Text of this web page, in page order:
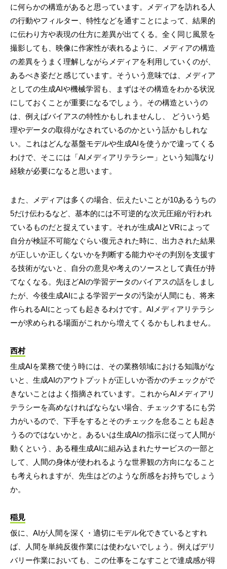
に何らかの構造があると思っています。メディアを訪れる人
の行動やフィルター、特性などを通すことによって、結果的
に伝わり方や表現の仕方に差異が出てくる。全く同じ風景を
撮影しても、映像に作家性が表れるように、メディアの構造
の差異をうまく理解しながらメディアを利用していくのが、
あるべき姿だと感じています。そういう意味では、メディア
としての生成AIや機械学習も、まずはその構造をわかる状況
にしておくことが重要になるでしょう。その構造というの
は、例えばバイアスの特性かもしれませんし、 どういう処
理やデータの取得がなされているのかという話かもしれな
い。これはどんな基盤モデルや生成AIを使うかで違ってくる
わけで、そこには「AIメディアリテラシー」という知識なり
経験が必要になると思います。
また、メディアは多くの場合、伝えたいことが10あるうちの
5だけ伝わるなど、基本的には不可逆的な次元圧縮が行われ
ているものだと捉えています。それが生成AIとVRによって
自分が検証不可能なぐらい復元された時に、出力された結果
が正しいか正しくないかを判断する能力やその判別を支援す
る技術がないと、自分の意見や考えのソースとして責任が持
てなくなる。先ほどAIの学習データのバイアスの話をしまし
たが、今後生成AIによる学習データの汚染が人間にも、将来
作られるAIにとっても起きるわけです。AIメディアリテラシ
ーが求められる場面がこれから増えてくるかもしれません。
西村
生成AIを業務で使う時には、その業務領域における知識がな
いと、生成AIのアウトプットが正しいか否かのチェックがで
きないことはよく指摘されています。これからAIメディアリ
テラシーを高めなければならない場合、チェックするにも労
力がいるので、下手をするとそのチェックを怠ることも起き
うるのではないかと。あるいは生成AIの指示に従って人間が
動くという、ある種生成AIに組み込まれたサービスの一部と
して、人間の身体が使われるような世界観の方向になること
も考えられますが、先生はどのような所感をお持ちでしょう
か。
稲見
仮に、AIが人間を深く・適切にモデル化できているとすれ
ば、人間を単純反復作業には使わないでしょう。例えばデリ
バリー作業においても、この仕事をこなすことで達成感が得